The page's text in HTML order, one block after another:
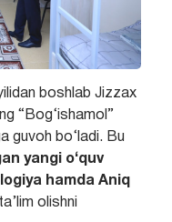
boshlab Jizzax
“Bog‘ishamol”
guvoh bo‘ladi. Bu
yangi o‘quv
hamda Aniq
ta’lim olishni